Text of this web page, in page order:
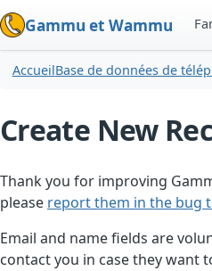
Gammu et Wammu
AccueilBase de données de
Create New
Thank you for improving
please report them in the bug
Email and name fields are
contact you in case they want